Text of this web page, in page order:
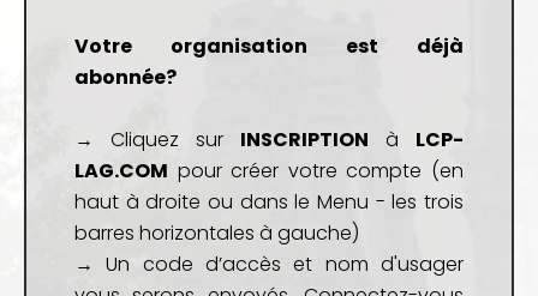
Votre organisation est déjà
abonnée?
→ Cliquez sur INSCRIPTION à LCP-
LAG.COM pour créer votre compte (en
haut à droite ou dans le Menu - les trois
barres horizontales à gauche)
→ Un code d’accès et nom d'usager